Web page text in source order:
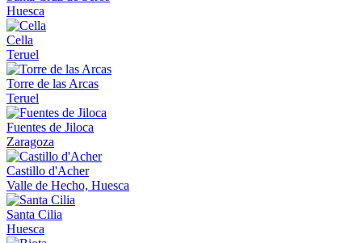
Huesca
Cella
Teruel
Torre de las Arcas
Teruel
Fuentes de Jiloca
Zaragoza
Castillo d'Acher
Valle de Hecho, Huesca
Santa Cilia
Huesca